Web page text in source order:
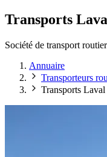
Transports
Société de transport routier
Annuaire
Transporteurs
Transports Laval